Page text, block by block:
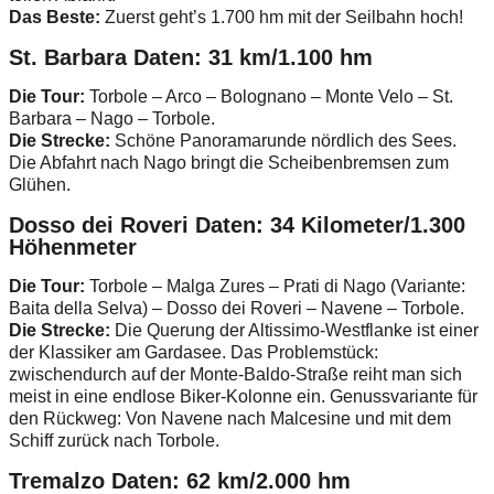
Das Beste: Zuerst geht’s 1.700 hm mit der Seilbahn hoch!
St. Barbara Daten: 31 km/1.100 hm
Die Tour: Torbole – Arco – Bolognano – Monte Velo – St.
Barbara – Nago – Torbole.
Die Strecke: Schöne Panoramarunde nördlich des Sees.
Die Abfahrt nach Nago bringt die Scheibenbremsen zum
Glühen.
Dosso dei Roveri Daten: 34 Kilometer/1.300
Höhenmeter
Die Tour: Torbole – Malga Zures – Prati di Nago (Variante:
Baita della Selva) – Dosso dei Roveri – Navene – Torbole.
Die Strecke: Die Querung der Altissimo-Westflanke ist einer
der Klassiker am Gardasee. Das Problemstück:
zwischendurch auf der Monte-Baldo-Straße reiht man sich
meist in eine endlose Biker-Kolonne ein. Genussvariante für
den Rückweg: Von Navene nach Malcesine und mit dem
Schiff zurück nach Torbole.
Tremalzo Daten: 62 km/2.000 hm